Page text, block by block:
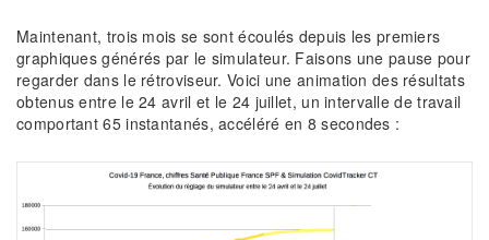
Maintenant, trois mois se sont écoulés depuis les premiers
graphiques générés par le simulateur. Faisons une pause pour
regarder dans le rétroviseur. Voici une animation des résultats
obtenus entre le 24 avril et le 24 juillet, un intervalle de travail
comportant 65 instantanés, accéléré en 8 secondes :